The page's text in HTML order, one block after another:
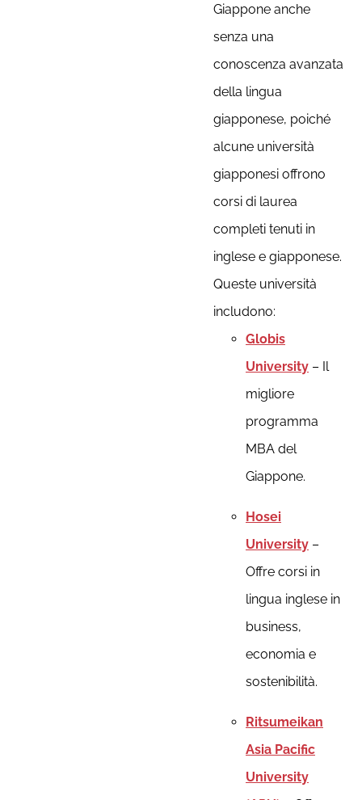
Giappone anche
senza una
conoscenza avanzata
della lingua
giapponese, poiché
alcune università
giapponesi offrono
corsi di laurea
completi tenuti in
inglese e giapponese.
Queste università
includono:
Globis
University – Il
migliore
programma
MBA del
Giappone.
Hosei
University –
Offre corsi in
lingua inglese in
business,
economia e
sostenibilità.
Ritsumeikan
Asia Pacific
University